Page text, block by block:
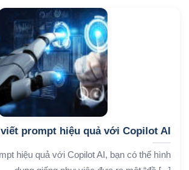
prompt hiệu quả với Copilot AI
hiệu quả với Copilot AI, bạn có thể hình